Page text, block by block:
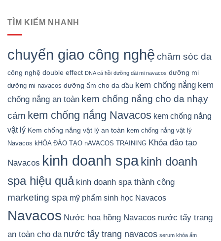
TÌM KIẾM NHANH
chuyển giao công nghệ chăm sóc da
công nghệ double effect DNA cá hồi dưỡng dài mi navacos dưỡng mi
dưỡng mi navacos dưỡng ẩm cho da dầu kem chống nắng kem
chống nắng an toàn kem chống nắng cho da nhạy
cảm kem chống nắng Navacos kem chống nắng
vật lý Kem chống nắng vật lý an toàn kem chống nắng vật lý
Navacos kHÓA ĐÀO TẠO nAVACOS TRAINING Khóa đào tạo
Navacos kinh doanh spakinh doanh
spa hiệu quả kinh doanh spa thành công
marketing spa mỹ phẩm sinh học Navacos
Navacos Nước hoa hồng Navacos nước tẩy trang
an toàn cho da nước tẩy trang navacos serum khóa ẩm